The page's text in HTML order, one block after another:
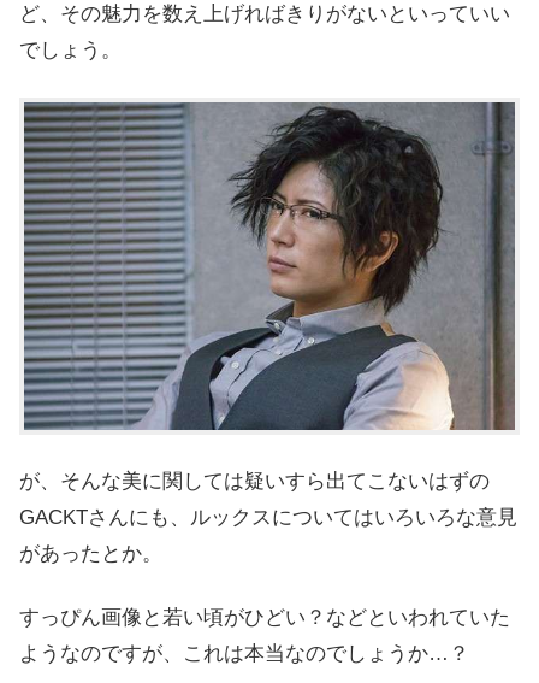
ど、その魅力を数え上げればきりがないといっていい
でしょう。
が、そんな美に関しては疑いすら出てこないはずの
GACKTさんにも、ルックスについてはいろいろな意見
があったとか。
すっぴん画像と若い頃がひどい？ などといわれていた
ようなのですが、これは本当なのでしょうか…？